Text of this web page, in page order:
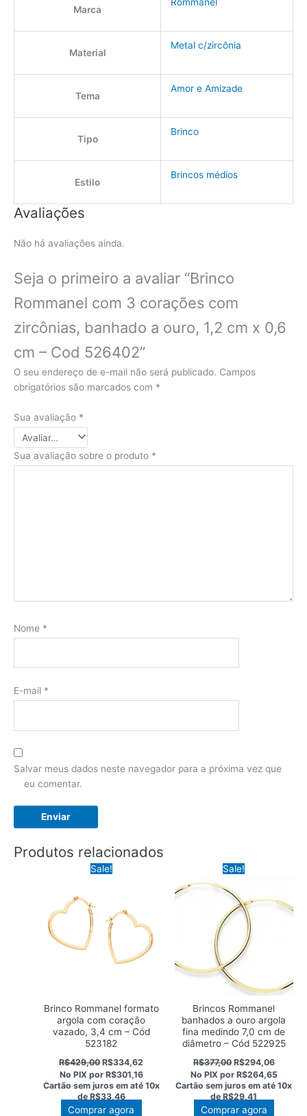
Marca
Material
Metal c/zircônia
Tema
Amor e Amizade
Tipo
Brinco
Estilo
Brincos médios
Avaliações
Não há avaliações ainda.
Seja o primeiro a avaliar “Brinco
Rommanel com 3 corações com
zircônias, banhado a ouro, 1,2 cm x 0,6
cm – Cod 526402”
O seu endereço de e-mail não será publicado. Campos
obrigatórios são marcados com *
Sua avaliação *
Sua avaliação sobre o produto *
Nome *
E-mail *
Salvar meus dados neste navegador para a próxima vez que
eu comentar.
Produtos relacionados
Sale!
Brinco Rommanel formato
argola com coração
vazado, 3,4 cm – Cód
523182
R$429,00O
preço
original
era:
R$429,00.
R$334,62
atual
é:
No PIX por R$301,16
Cartão sem juros em até 10x
deR$33,46
Comprar agora
Sale!
Brincos Rommanel
banhados a ouro argola
fina medindo 7,0 cm de
diâmetro – Cód 522925
R$377,00 O
preço
original
era:
R$377,00.
R$294,06O
preço
atual
é:
No PIX por R$264,65
Cartão sem juros em até10x
de R$29,41
Comprar agora